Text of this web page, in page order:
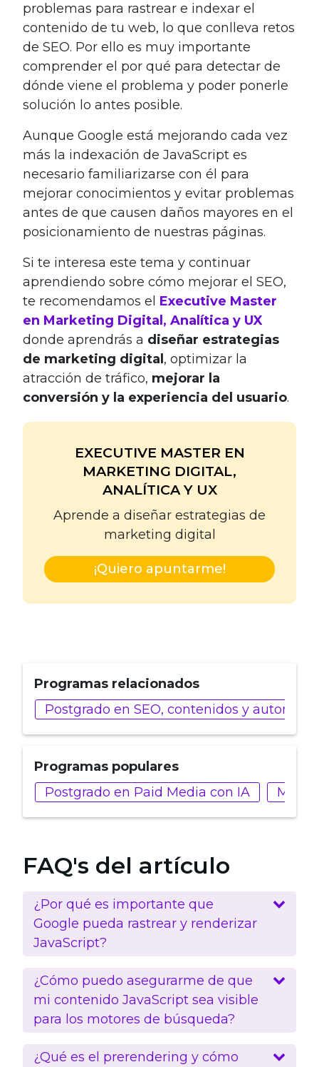
problemas para rastrear e indexar el
contenido de tu web, lo que conlleva retos
de SEO. Por ello es muy importante
comprender el por qué para detectar de
dónde viene el problema y poder ponerle
solución lo antes posible.
Aunque Google está mejorando cada vez
más la indexación de JavaScript es
necesario familiarizarse con él para
mejorar conocimientos y evitar problemas
antes de que causen daños mayores en el
posicionamiento de nuestras páginas.
Si te interesa este tema y continuar
aprendiendo sobre cómo mejorar el SEO,
te recomendamos el Executive Master
en Marketing Digital, Analítica y UX
donde aprendrás a diseñar estrategias
de marketing digital , optimizar la
atracción de tráfico, mejorar la
conversión y la experiencia del usuario.
EXECUTIVE MASTER EN
MARKETING DIGITAL,
ANALÍTICA Y UX
Aprende a diseñar estrategias de
marketing digital
¡Quiero apuntarme!
Programas relacionados
Postgrado en SEO, contenidos y
Programas populares
Postgrado en Paid Media con IA
FAQ's del artículo
¿Por qué es importante que
Google pueda rastrear y renderizar
JavaScript?
¿Cómo puedo asegurarme de que
mi contenido JavaScript sea visible
para los motores de búsqueda?
¿Qué es el prerendering y cómo